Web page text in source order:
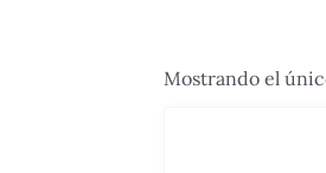
Mostrando el